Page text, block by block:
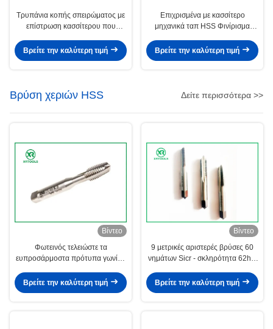
Τρυπάνια κοπής σπειρώματος με
επίστρωση κασσίτερου που
για επαγγελματική κοπή
Βρείτε την καλύτερη τιμή
Επιχρισμένα με κασσίτερο
μηχανικά ταπ HSS Φινίρισμα
εργαλεία σπειρώματος Ιδανικά για
διάφορες βιομηχανικές εφαρμογές
Βρείτε την καλύτερη τιμή
Βρύση χεριών HSS Δείτε περισσότερα >>
Βίντεο
Φωτεινός τελειώστε τα
ευπροσάρμοστα πρότυπα γωνίας
βρυσών χεριών HSS
Βρείτε την καλύτερη τιμή
Βίντεο
9 μετρικές αριστερές βρύσες 60
νημάτων Sicr - σκληρότητα 62hrc
Βρείτε την καλύτερη τιμή